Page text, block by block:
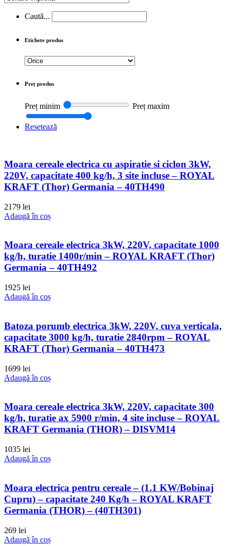
Caută...
Etichete produs
Preț produs
Preț minim Preț maxim
Resetează
Moara cereale electrica cu aspiratie si ciclon 3kW,
220V, capacitate 400 kg/h, 3 site incluse – ROYAL
KRAFT (Thor) Germania – 40TH490
2179 lei
Adaugă în coș
Moara cereale electrica 3kW, 220V, capacitate 1000
kg/h, turatie 1400r/min – ROYAL KRAFT (Thor)
Germania – 40TH492
1925 lei
Adaugă în coș
Batoza porumb electrica 3kW, 220V, cuva verticala,
capacitate 3000 kg/h, turatie 2840rpm – ROYAL
KRAFT (Thor) Germania – 40TH473
1699 lei
Adaugă în coș
Moara cereale electrica 3kW, 220V, capacitate 300
kg/h, turatie ax 5900 r/min, 4 site incluse – ROYAL
KRAFT Germania (THOR) – DISVM14
1035 lei
Adaugă în coș
Moara electrica pentru cereale – (1.1 KW/Bobinaj
Cupru) – capacitate 240 Kg/h – ROYAL KRAFT
Germania (THOR) – (40TH301)
269 lei
Adaugă în coș